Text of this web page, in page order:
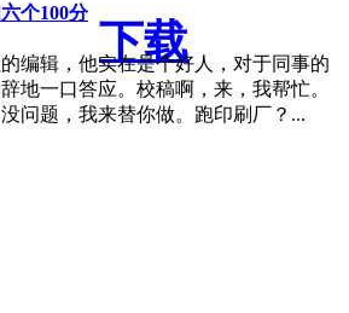
下载
个100分
编辑，他实在是个好人，对于同事的
地一口答应。校稿啊，来，我帮忙。
问题，我来替你做。跑印刷厂？...